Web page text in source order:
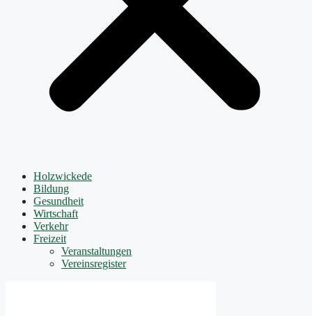
Holzwickede
Bildung
Gesundheit
Wirtschaft
Verkehr
Freizeit
Veranstaltungen
Vereinsregister